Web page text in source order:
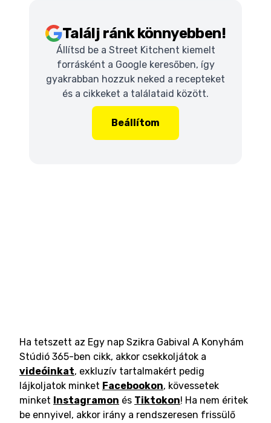
Találj ránk könnyebben!
Állítsd be a Street Kitchent kiemelt
forrásként a Google keresőben, így
gyakrabban hozzuk neked a recepteket
és a cikkeket a találataid között.
Beállítom
Ha tetszett az Egy nap Szikra Gabival A Konyhám
Stúdió 365-ben cikk, akkor csekkoljátok a
videóinkat, exkluzív tartalmakért pedig
lájkoljatok minket Facebookon, kövessetek
minket Instagramon és Tiktokon! Ha nem éritek
be ennyivel, akkor irány a rendszeresen frissülő